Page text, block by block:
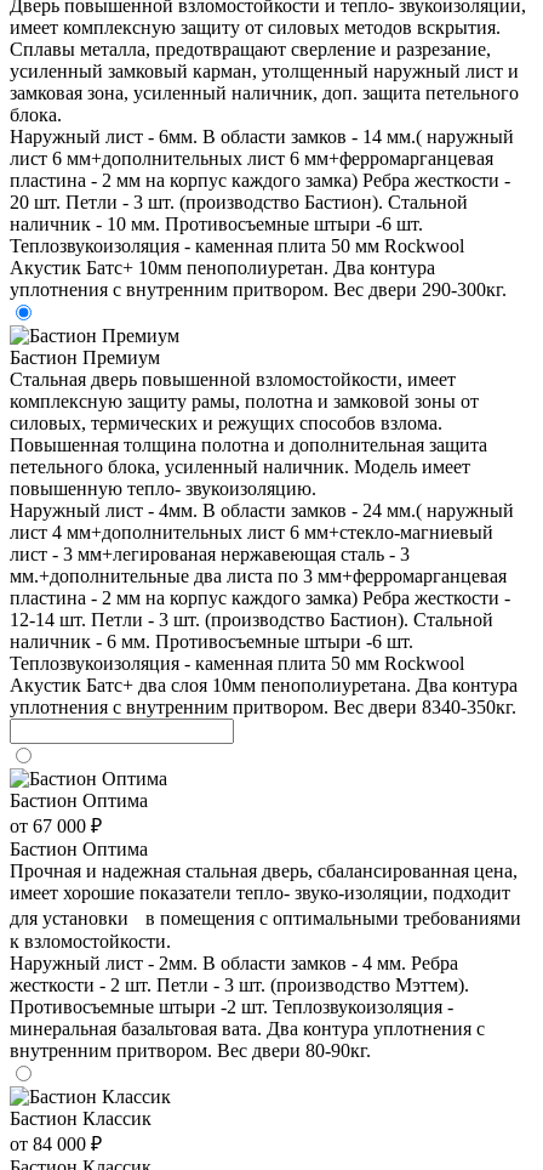
Дверь повышенной взломостойкости и тепло- звукоизоляции,
имеет комплексную защиту от силовых методов вскрытия.
Сплавы металла, предотвращают сверление и разрезание,
усиленный замковый карман, утолщенный наружный лист и
замковая зона, усиленный наличник, доп. защита петельного
блока.
Наружный лист - 6мм. В области замков - 14 мм.( наружный
лист 6 мм+дополнительных лист 6 мм+ферромарганцевая
пластина - 2 мм на корпус каждого замка) Ребра жесткости -
20 шт. Петли - 3 шт. (производство Бастион). Стальной
наличник - 10 мм. Противосъемные штыри -6 шт.
Теплозвукоизоляция - каменная плита 50 мм Rockwool
Акустик Батс+ 10мм пенополиуретан. Два контура
уплотнения с внутренним притвором. Вес двери 290-300кг.
Бастион Премиум
Стальная дверь повышенной взломостойкости, имеет
комплексную защиту рамы, полотна и замковой зоны от
силовых, термических и режущих способов взлома.
Повышенная толщина полотна и дополнительная защита
петельного блока, усиленный наличник. Модель имеет
повышенную тепло- звукоизоляцию.
Наружный лист - 4мм. В области замков - 24 мм.( наружный
лист 4 мм+дополнительных лист 6 мм+стекло-магниевый
лист - 3 мм+легированая нержавеющая сталь - 3
мм.+дополнительные два листа по 3 мм+ферромарганцевая
пластина - 2 мм на корпус каждого замка) Ребра жесткости -
12-14 шт. Петли - 3 шт. (производство Бастион). Стальной
наличник - 6 мм. Противосъемные штыри -6 шт.
Теплозвукоизоляция - каменная плита 50 мм Rockwool
Акустик Батс+ два слоя 10мм пенополиуретана. Два контура
уплотнения с внутренним притвором. Вес двери 8340-350кг.
Бастион Оптима
от 67 000 ₽
Бастион Оптима
Прочная и надежная стальная дверь, сбалансированная цена,
имеет хорошие показатели тепло- звуко-изоляции, подходит
для установки в помещения с оптимальными требованиями
к взломостойкости.
Наружный лист - 2мм. В области замков - 4 мм. Ребра
жесткости - 2 шт. Петли - 3 шт. (производство Мэттем).
Противосъемные штыри -2 шт. Теплозвукоизоляция -
минеральная базальтовая вата. Два контура уплотнения с
внутренним притвором. Вес двери 80-90кг.
Бастион Классик
от 84 000 ₽